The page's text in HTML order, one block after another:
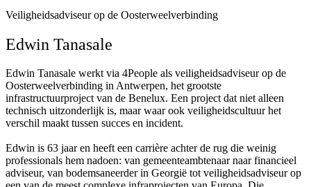
Veiligheidsadviseur op de Oosterweelverbinding
Edwin Tanasale
Edwin Tanasale werkt via 4People als veiligheidsadviseur op de
Oosterweelverbinding in Antwerpen, het grootste
infrastructuurproject van de Benelux. Een project dat niet alleen
technisch uitzonderlijk is, maar waar ook veiligheidscultuur het
verschil maakt tussen succes en incident.
Edwin is 63 jaar en heeft een carrière achter de rug die weinig
professionals hem nadoen: van gemeenteambtenaar naar financieel
adviseur, van bodemsaneerder in Georgië tot veiligheidsadviseur op